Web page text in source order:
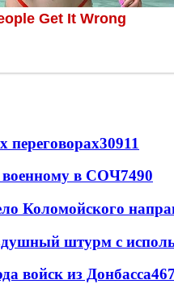
переговорах30911
в СОЧ7490
Коломойского
штурм с
войск из Донбасса